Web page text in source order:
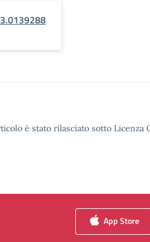
è stato rilasciato sotto
App Store